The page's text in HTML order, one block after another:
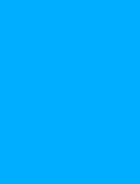
款开源AI Agent
泛关注。
够更持久地记忆